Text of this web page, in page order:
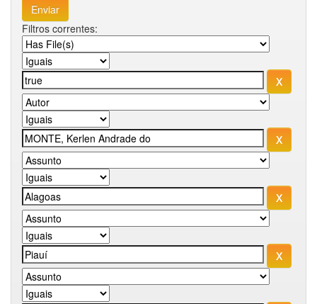
Filtros correntes: